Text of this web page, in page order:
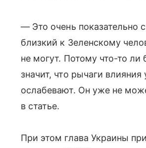
— Это очень показательно
близкий к Зеленскому
не могут. Потому что-то ли
значит, что рычаги
ослабевают. Он уже не
в статье.
При этом глава Украины